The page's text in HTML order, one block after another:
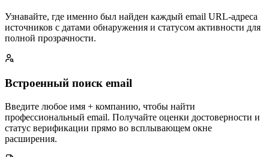
Узнавайте, где именно был найден каждый email URL-адреса
источников с датами обнаружения и статусом активности для
полной прозрачности.
Встроенный поиск email
Введите любое имя + компанию, чтобы найти
профессиональный email. Получайте оценки достоверности и
статус верификации прямо во всплывающем окне
расширения.